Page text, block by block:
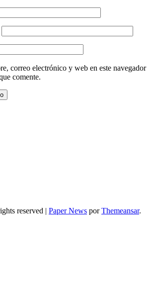
correo electrónico y web en este navegador
comente.
reserved | Paper News porThemeansar.